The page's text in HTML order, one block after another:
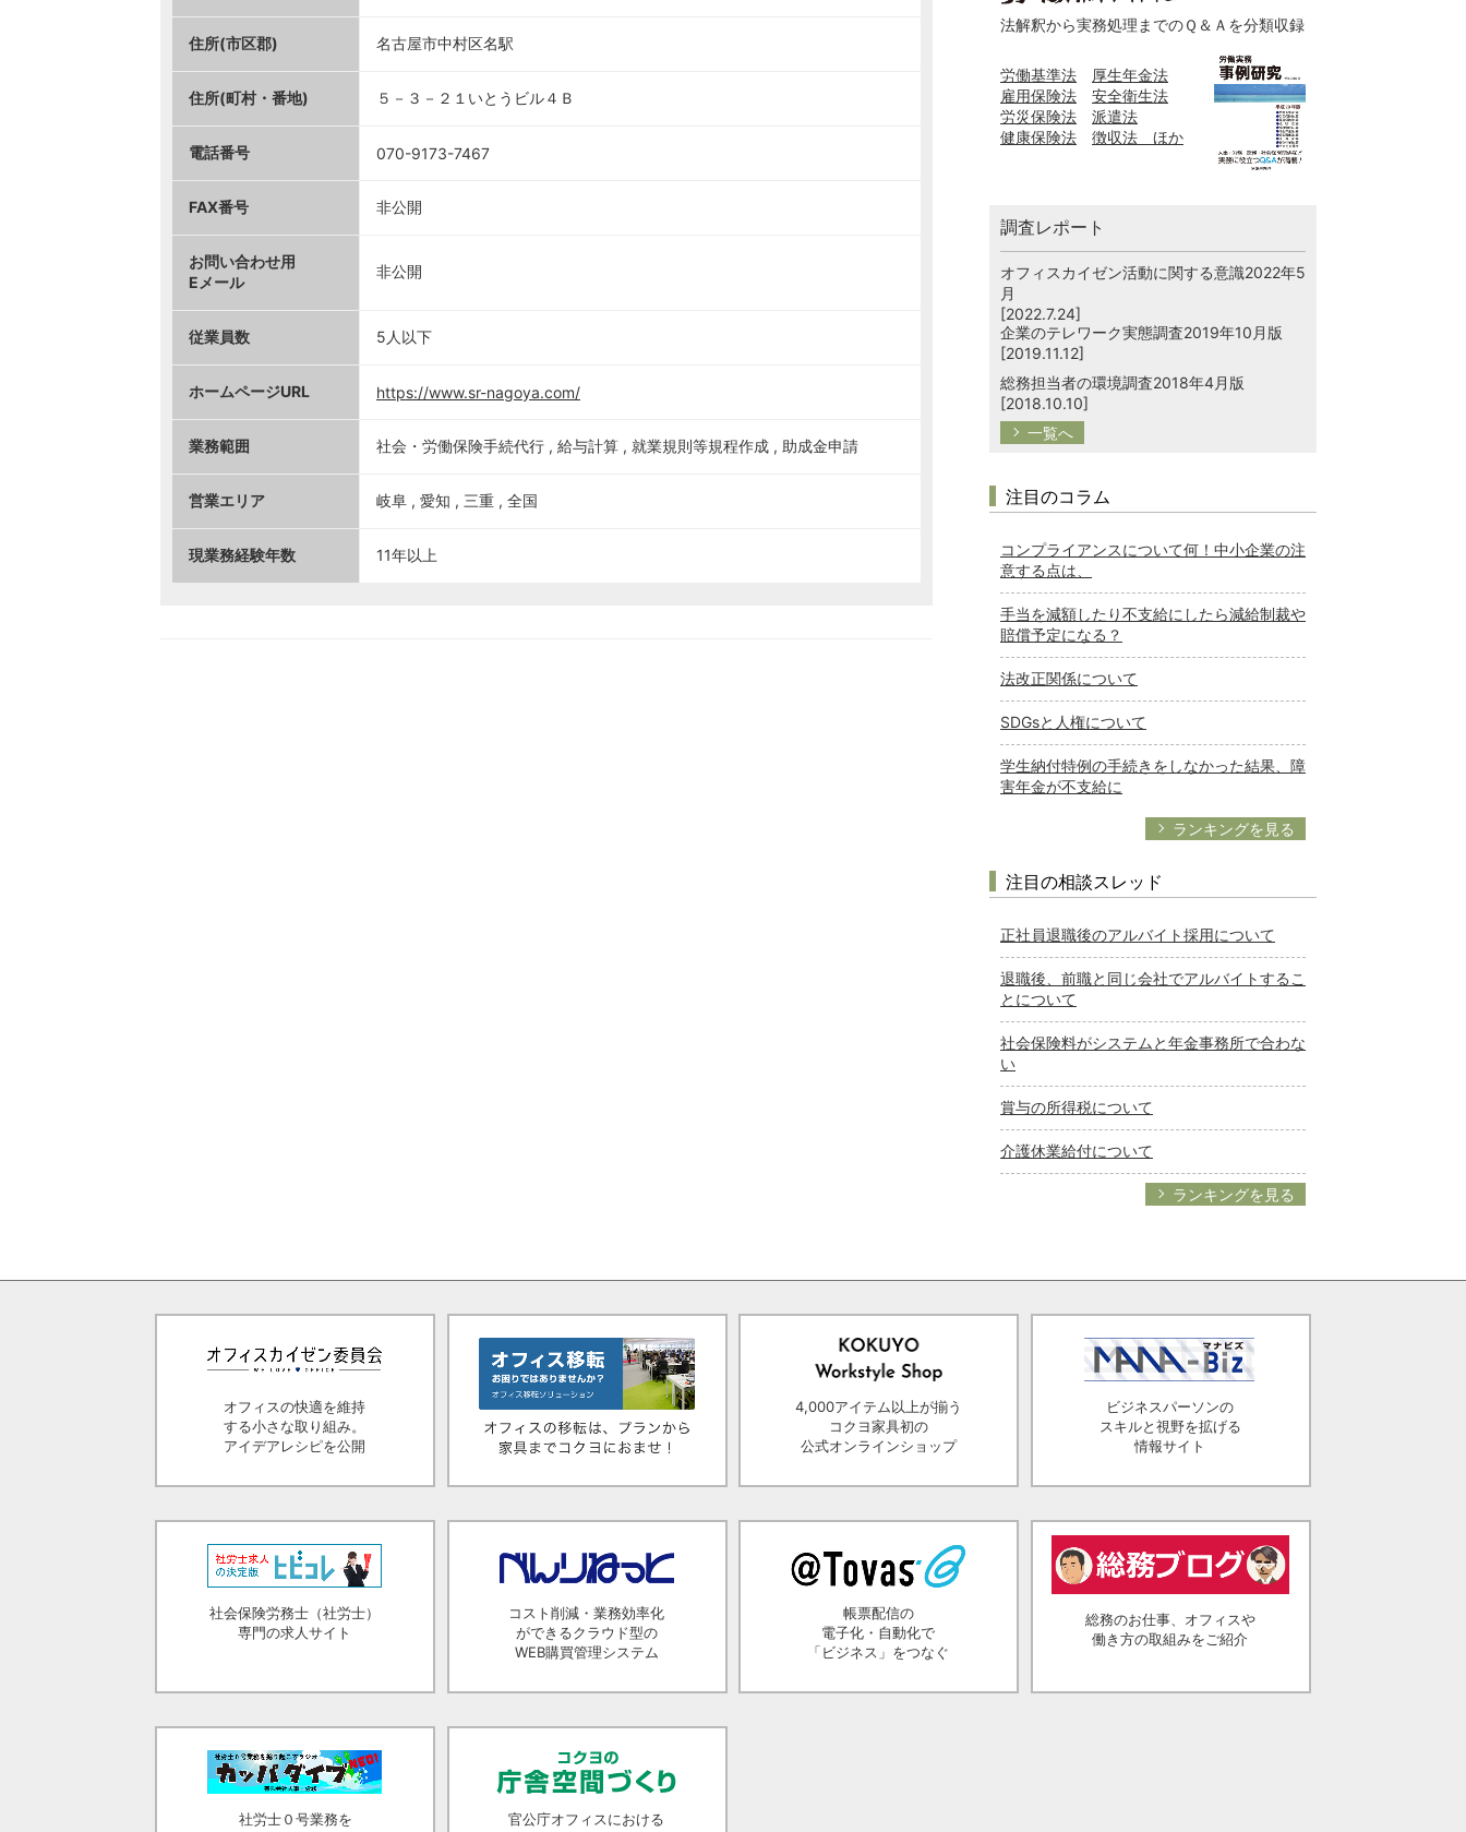
住所(市区郡) 名古屋市中村区名駅
住所(町村・番地) ５－３－２１いとうビル４Ｂ
電話番号 070-9173-7467
FAX番号 非公開
お問い合わせ用
Eメール
非公開
従業員数 5人以下
ホームページURL https://www.sr-nagoya.com/
業務範囲 社会・労働保険手続代行 , 給与計算 , 就業規則等規程作成 , 助成金申請
営業エリア 岐阜 , 愛知 , 三重 , 全国
現業務経験年数 11年以上
法解釈から実務処理までのＱ＆Ａを分類収録
労働基準法
厚生年金法
雇用保険法
安全衛生法
労災保険法
派遣法
健康保険法
徴収法 ほか
調査レポート
オフィスカイゼン活動に関する意識2022年5
月
[2022.7.24]
企業のテレワーク実態調査2019年10月版
[2019.11.12]
総務担当者の環境調査2018年4月版
[2018.10.10]
一覧へ
注目のコラム
コンプライアンスについて何！中小企業の注
意する点は、
手当を減額したり不支給にしたら減給制裁や
賠償予定になる？
法改正関係について
SDGsと人権について
学生納付特例の手続きをしなかった結果、障
害年金が不支給に
ランキングを見る
注目の相談スレッド
正社員退職後のアルバイト採用について
退職後、前職と同じ会社でアルバイトするこ
とについて
社会保険料がシステムと年金事務所で合わな
い
賞与の所得税について
介護休業給付について
ランキングを見る
オフィスの快適を維持
する小さな取り組み。
アイデアレシピを公開
4,000アイテム以上が揃う
コクヨ家具初の
公式オンラインショップ
ビジネスパーソンの
スキルと視野を拡げる
情報サイト
社会保険労務士（社労士）
専門の求人サイト
コスト削減・業務効率化
ができるクラウド型の
WEB購買管理システム
帳票配信の
電子化・自動化で
「ビジネス」をつなぐ
総務のお仕事、オフィスや
働き方の取組みをご紹介
社労士０号業務を
官公庁オフィスにおける